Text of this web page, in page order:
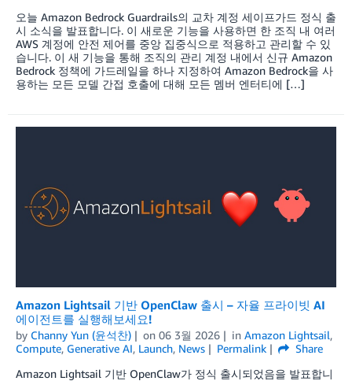
오늘 Amazon Bedrock Guardrails의 교차 계정 세이프가드 정식 출
시 소식을 발표합니다. 이 새로운 기능을 사용하면 한 조직 내 여러
AWS 계정에 안전 제어를 중앙 집중식으로 적용하고 관리할 수 있
습니다. 이 새 기능을 통해 조직의 관리 계정 내에서 신규 Amazon
Bedrock 정책에 가드레일을 하나 지정하여 Amazon Bedrock을 사
용하는 모든 모델 간접 호출에 대해 모든 멤버 엔터티에 […]
Amazon Lightsail 기반 OpenClaw 출시 – 자율 프라이빗 AI
에이전트를 실행해보세요!
by Channy Yun (윤석찬) on 06 3월 2026 in Amazon Lightsail,
Compute, Generative AI, Launch, News Permalink
Share
Amazon Lightsail 기반 OpenClaw가 정식 출시되었음을 발표합니